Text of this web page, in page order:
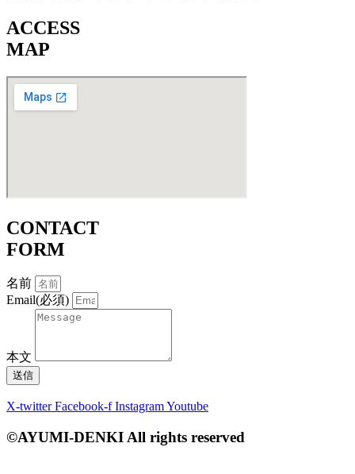
ACCESS
MAP
CONTACT
FORM
名前
Email(必須)
本文
送信
X-twitter Facebook-f InstagramYoutube
©AYUMI-DENKI All rights reserved